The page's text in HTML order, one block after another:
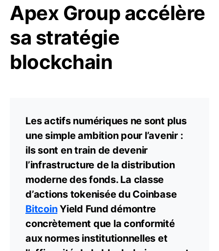
Apex Group accélère
sa stratégie
blockchain
Les actifs numériques ne sont plus
une simple ambition pour l’avenir :
ils sont en train de devenir
l’infrastructure de la distribution
moderne des fonds. La classe
d’actions tokenisée du Coinbase
BitcoinYield Fund démontre
concrètement que la conformité
aux normes institutionnelles et